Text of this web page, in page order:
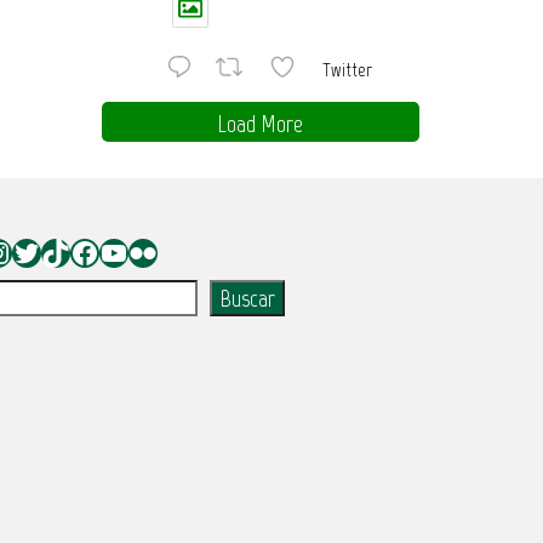
Twitter
Load More
Twitter
TikTokFacebook
YouTube
Flickr
Buscar